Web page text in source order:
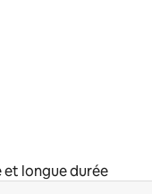
et longue durée